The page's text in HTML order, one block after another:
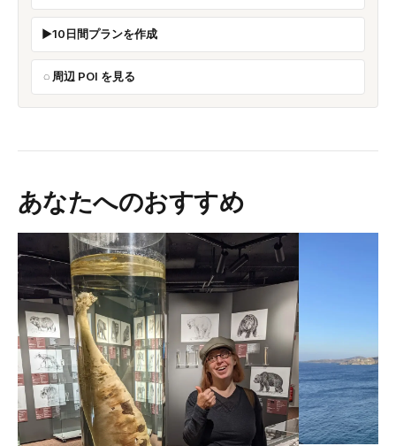
10日間プランを作成
周辺 POI を見る
あなたへのおすすめ